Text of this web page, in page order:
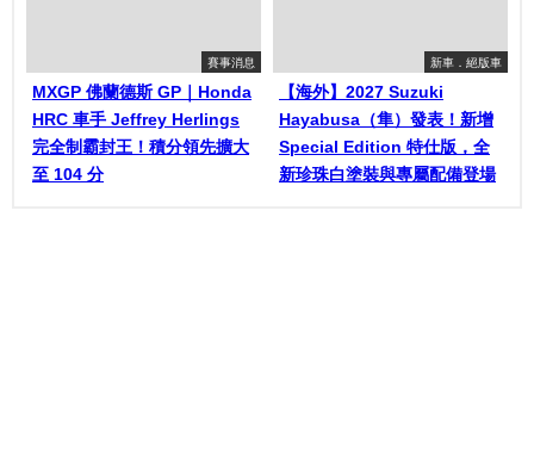
賽事消息
MXGP 佛蘭德斯 GP｜Honda
HRC 車手 Jeffrey Herlings
完全制霸封王！積分領先擴大
至 104 分
新車．絕版車
【海外】2027 Suzuki
Hayabusa（隼）發表！新增
Special Edition 特仕版，全
新珍珠白塗裝與專屬配備登場